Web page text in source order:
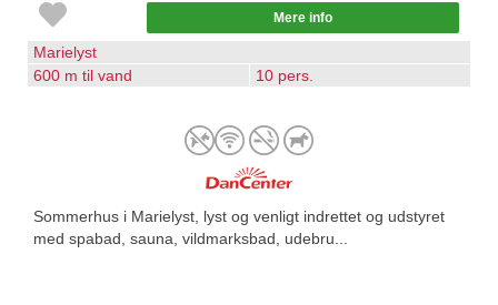
Mere info
Marielyst
600 m til vand
10 pers.
Sommerhus i Marielyst, lyst og venligt indrettet og udstyret
med spabad, sauna, vildmarksbad, udebru...